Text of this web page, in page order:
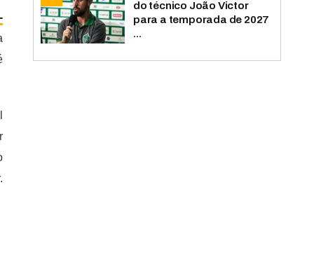
do técnico João Victor
para a temporada de 2027
...